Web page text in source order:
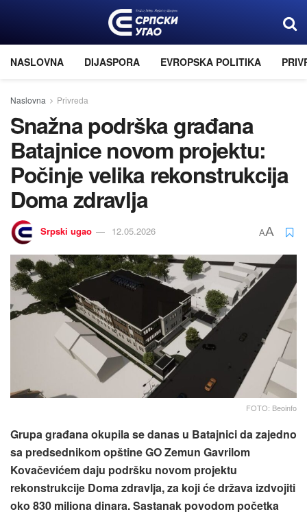
NASLOVNA DIJASPORA EVROPSKA POLITIKA
Naslovna Privreda
Snažna podrška građana
Batajnice novom projektu:
Počinje velika rekonstrukcija
Doma zdravlja
Srpski ugao 12.05.2026 AA
FOTO: Beoinfo
Grupa građana okupila se danas u Batajnici da zajedno
sa predsednikom opštine GO Zemun Gavrilom
Kovačevićem daju podršku novom projektu
rekonstrukcije Doma zdravlja, za koji će država izdvojiti
oko 830 miliona dinara. Sastanak povodom početka